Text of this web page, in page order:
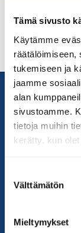
Tämä sivusto
Käytämme
räätälöimiseen,
tukemiseen ja
jaamme
alan
sivustoamme.
tietoja muihin
kerätty, kun
valinta
Välttämätön
Mieltymykset